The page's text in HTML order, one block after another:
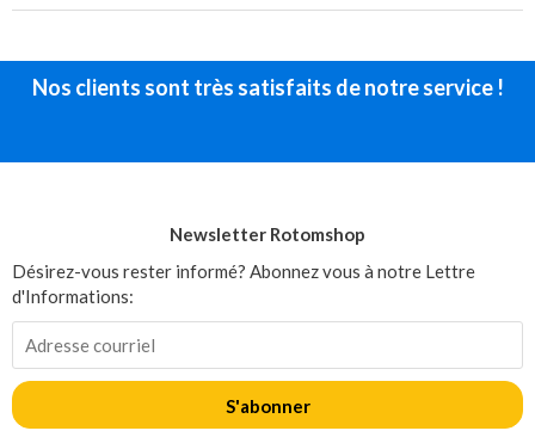
Nos clients sont très satisfaits de notre service !
Newsletter Rotomshop
Désirez-vous rester informé? Abonnez vous à notre Lettre
d'Informations:
S'abonner